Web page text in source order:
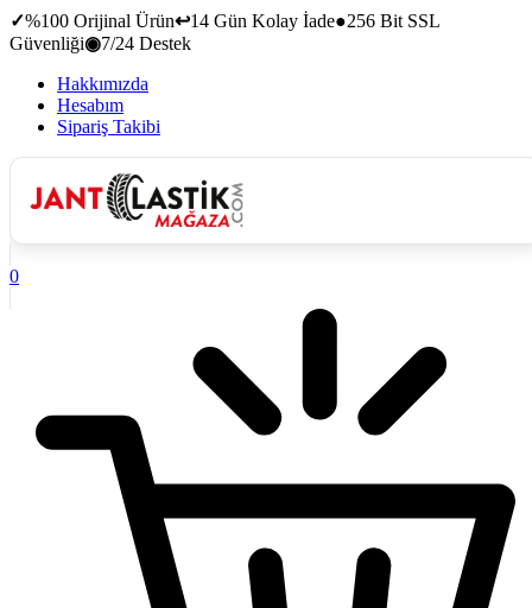
✓%100 Orijinal Ürün↩14 Gün Kolay İade●256 Bit SSL
Güvenliği◉7/24 Destek
Hakkımızda
Hesabım
Sipariş Takibi
0